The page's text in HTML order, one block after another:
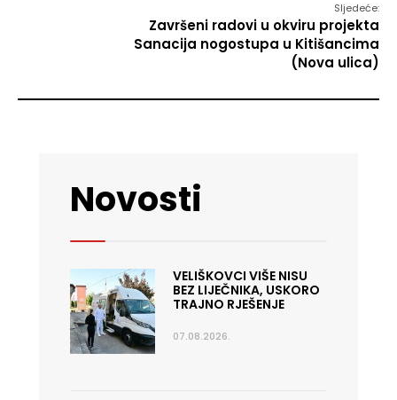
Sljedeće:
Završeni radovi u okviru projekta
Sanacija nogostupa u Kitišancima
(Nova ulica)
Novosti
VELIŠKOVCI VIŠE NISU
BEZ LIJEČNIKA, USKORO
TRAJNO RJEŠENJE
07.08.2026.